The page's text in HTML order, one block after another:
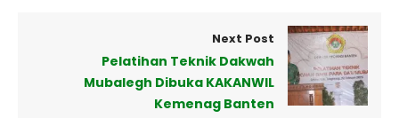
Next Post
Pelatihan Teknik Dakwah
Mubalegh Dibuka KAKANWIL
Kemenag Banten